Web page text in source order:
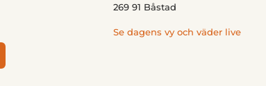
269 91 Båstad
Se dagens vy och väder live